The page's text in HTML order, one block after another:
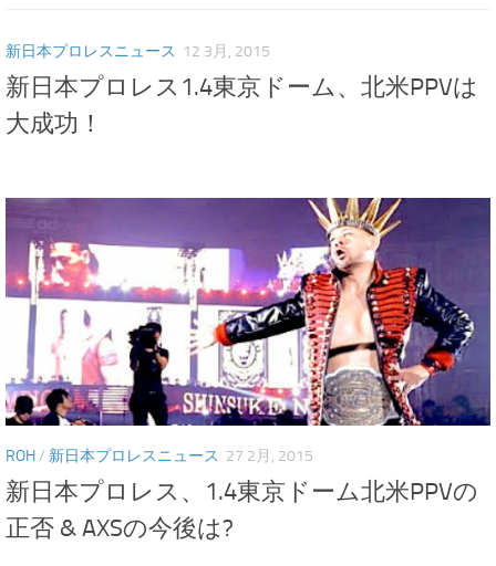
新日本プロレスニュース 12 3月, 2015
新日本プロレス1.4東京ドーム、北米PPVは
大成功！
ROH/ 新日本プロレスニュース 27 2月, 2015
新日本プロレス、1.4東京ドーム北米PPVの
正否 & AXSの今後は?